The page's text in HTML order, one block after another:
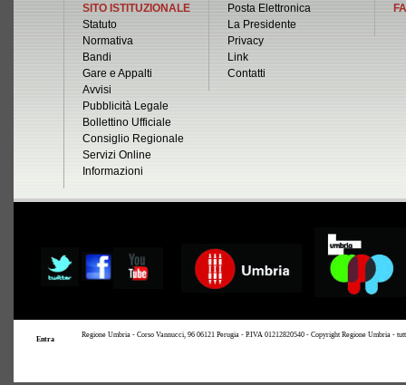
SITO ISTITUZIONALE
Statuto
Normativa
Bandi
Gare e Appalti
Avvisi
Pubblicità Legale
Bollettino Ufficiale
Consiglio Regionale
Servizi Online
Informazioni
Posta Elettronica
La Presidente
Privacy
Link
Contatti
Entra
Regione Umbria - Corso Vannucci, 96 06121 Perugia - P.IVA 01212820540 - Copyright Regione Umbria -